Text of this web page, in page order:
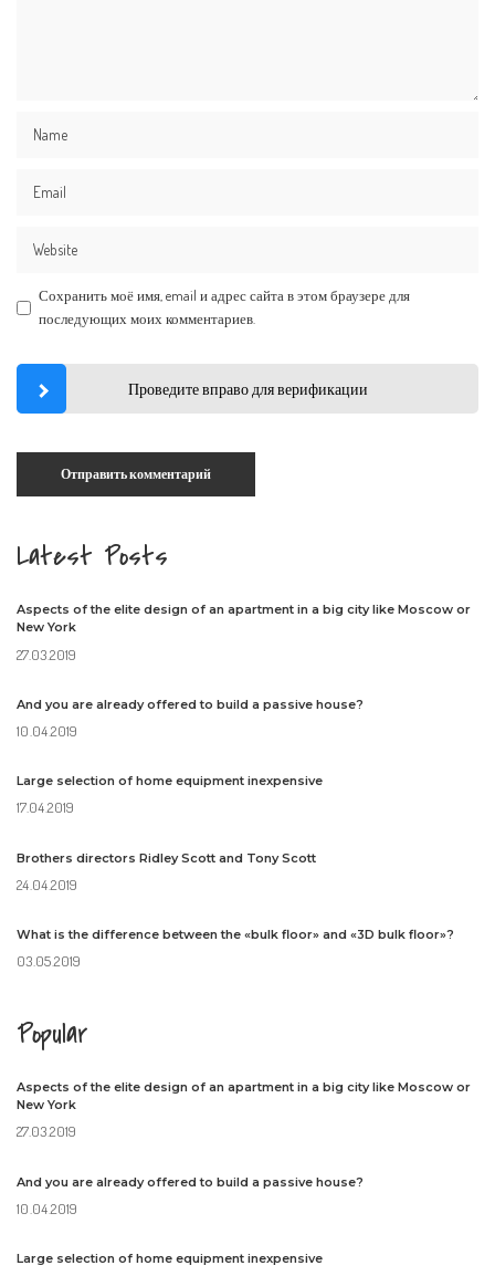
Сохранить моё имя, email и адрес сайта в этом браузере для
последующих моих комментариев.
Проведите вправо для верификации
Latest Posts
Aspects of the elite design of an apartment in a big city like Moscow or
New York
27.03.2019
And you are already offered to build a passive house?
10.04.2019
Large selection of home equipment inexpensive
17.04.2019
Brothers directors Ridley Scott and Tony Scott
24.04.2019
What is the difference between the «bulk floor» and «3D bulk floor»?
03.05.2019
Popular
Aspects of the elite design of an apartment in a big city like Moscow or
New York
27.03.2019
And you are already offered to build a passive house?
10.04.2019
Large selection of home equipment inexpensive